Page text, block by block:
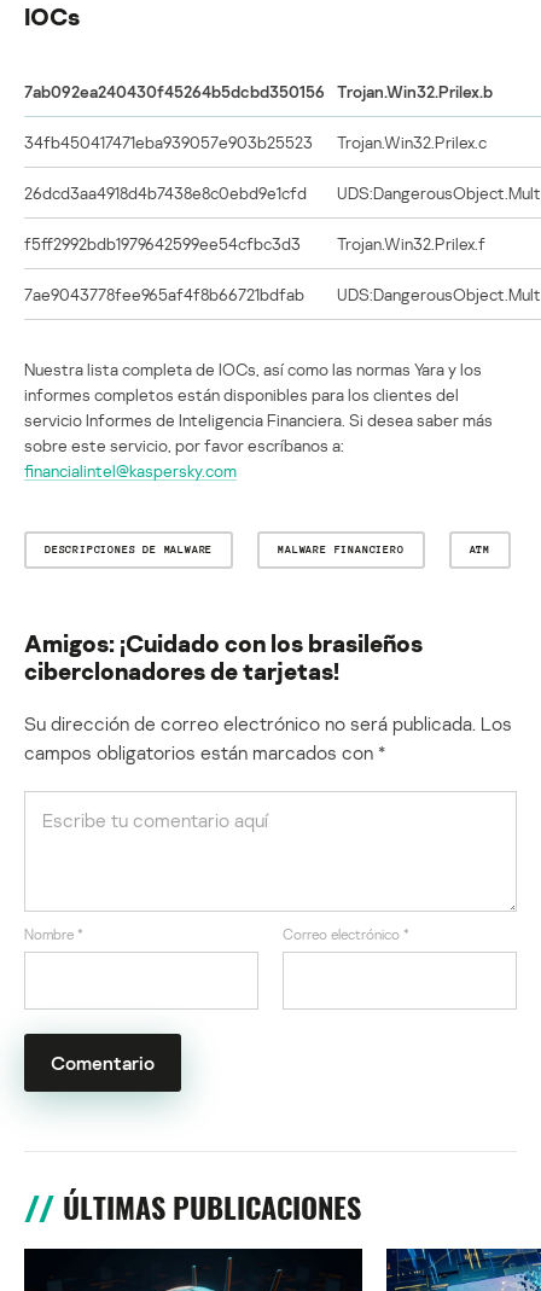
IOCs
7ab092ea240430f45264b5dcbd350156 Trojan.Win32.Prilex.b
34fb450417471eba939057e903b25523 Trojan.Win32.Prilex.c
26dcd3aa4918d4b7438e8c0ebd9e1cfd
f5ff2992bdb1979642599ee54cfbc3d3 Trojan.Win32.Prilex.f
7ae9043778fee965af4f8b66721bdfab
Nuestra lista completa de IOCs, así como las normas Yara y los
informes completos están disponibles para los clientes del
servicio Informes de Inteligencia Financiera. Si desea saber más
sobre este servicio, por favor escríbanos a:
financialintel@kaspersky.com
DESCRIPCIONES DE MALWARE MALWARE FINANCIERO ATM
Amigos: ¡Cuidado con los brasileños
ciberclonadores de tarjetas!
Su dirección de correo electrónico no será publicada. Los
campos obligatorios están marcados con *
Nombre * Correo electrónico *
ÚLTIMAS PUBLICACIONES